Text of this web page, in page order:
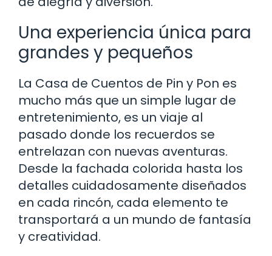
Una experiencia única para
grandes y pequeños
La Casa de Cuentos de Pin y Pon es
mucho más que un simple lugar de
entretenimiento, es un viaje al
pasado donde los recuerdos se
entrelazan con nuevas aventuras.
Desde la fachada colorida hasta los
detalles cuidadosamente diseñados
en cada rincón, cada elemento te
transportará a un mundo de fantasía
y creatividad.